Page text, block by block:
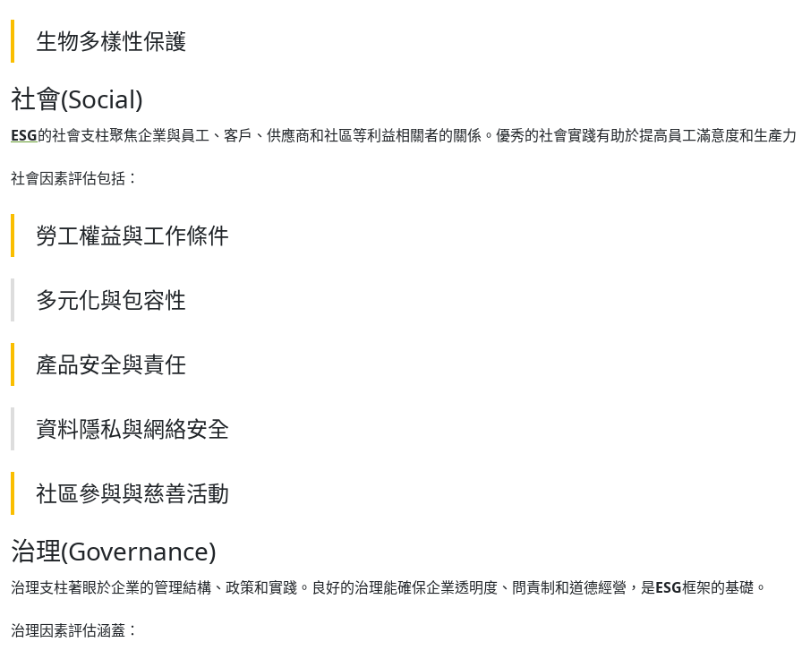
生物多樣性保護
社會(Social)
ESG的社會支柱聚焦企業與員工、客戶、供應商和社區等利益相關者的關係。優秀的社會實踐有助於提高員工滿意度和生產
社會因素評估包括：
勞工權益與工作條件
多元化與包容性
產品安全與責任
資料隱私與網絡安全
社區參與與慈善活動
治理(Governance)
治理支柱著眼於企業的管理結構、政策和實踐。良好的治理能確保企業透明度、問責制和道德經營，是ESG框架的基礎。
治理因素評估涵蓋：